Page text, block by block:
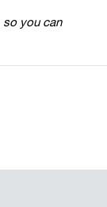
so you can